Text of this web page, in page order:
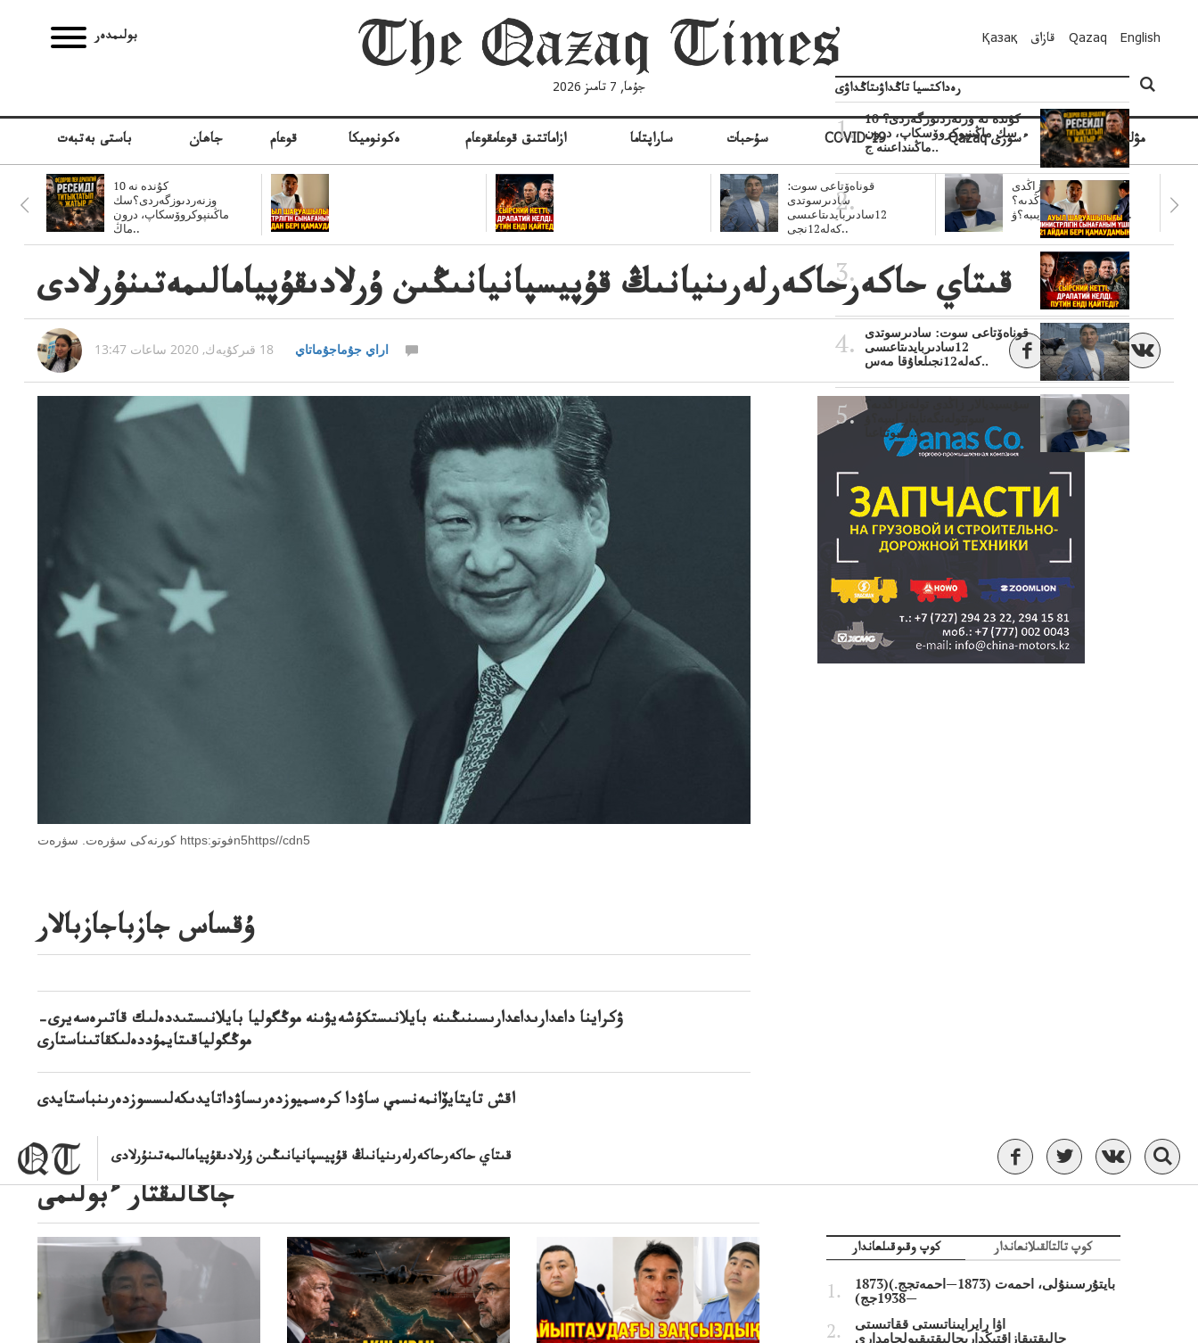
بولىمدەر
جۇما, 7 تامىز 2026
Қазақ قازاق Qazaq English
باستى بەتبەت جاھان قوعام ەكونوميكا ازاماتتىق قوعامقوعام ساراپتاما سۇحبات COVID-19 Qazaq ءسوزى مۋلتيمەديا
10 كۇندە نە
وزنەردىوزگەردى؟سك
ماڭىنپوكروۆسكاپ، درون
ماڭ..
قوناەۆتاعى سوت:
سادىرسوتدى
12سادىربايدىتاعىسى
كەلە12نجى..
سۋبسيديالار زاڭدى
تولەنزاڭدىە؟
سوتتولەنگەناپتار ايىبە؟ۋ..
قىتاي حاكەرحاكەرلەرىنيانىڭ قۇپيسپانيانىڭىن ۇرلادىقۇپيامالىمەتىنۇرلادى
قىتاي حاكەرحاكەرلەرىنيانىڭ قۇپيسپانيانىڭىن ۇرلادىقۇپيامالىمەتىنۇرلادى
اراي جۇماجۇماتاي 18 قىركۇيەك, 2020 ساعات 13:47
كورنەكى سۋرەت. سۋرەت https:فوتوn5https//cdn5
ۇقساس جازباجازبالار
ۋكراينا داعدارىداعدارىسىنىڭىنە بايلانىستكۇشەيۋىنە موڭگوليا بايلانىستىددەلىك قاتىرەسەيرى–
موڭگولياقىتايمۇددەلىكقاتىناستارى
اقش تايتايۆانمەنسمي ساۋدا كرەسميوزدەرىساۋداتايدىكەلىسسوزدەرىنباستايدى
رەداكتسيا تاڭداۋىتاڭداۋى
10 كۇندە نە وزنەردىوزگەردى؟
سك ماڭىنپوكروۆسكاپ، درون
ماڭىنداعىنە ج..
قوناەۆتاعى سوت: سادىرسوتدى
12سادىربايدىتاعىسى
كەلە12نجىلعاۇقا مەس..
سۋبسيديالار زاڭدى تولەنزاڭدىە؟
تسوتتاعىا..
جاڭالىقتار ءبولىمى
كوپ وقىوقىلعاندار كوپ تالتالقىلانعاندار
بايتۇرسىنۇلى، احمەت (1873—احمەتجج.)(1873
—1938جج)
اۋا رايرايىناتىستى ققاتىستى
حالىقتىقازاقتىڭدارىحالىقتىقبولجامدارى